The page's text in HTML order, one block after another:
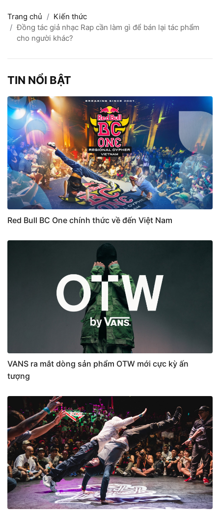
Trang chủ
Kiến thức
Đồng tác giả nhạc Rap cần làm gì để bán lại tác phẩm
cho người khác?
TIN NỔI BẬT
Red Bull BC One chính thức về đến Việt Nam
VANS ra mắt dòng sản phẩm OTW mới cực kỳ ấn
tượng